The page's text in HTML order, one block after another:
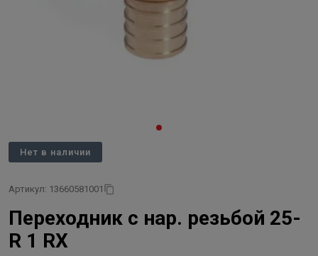
Нет в наличии
Артикул: 13660581001
Переходник с нар. резьбой 25-
R 1 RX